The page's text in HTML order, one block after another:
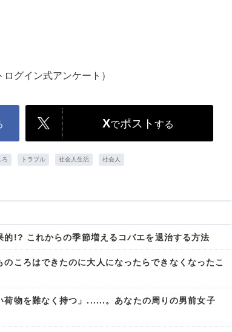
グイン式アンケート）
Xでポスト する
ろ トラブル 社会人生活 社会人
的!? これからの季節増えるコバエを退治する方法
のころはできたのに大人になったらできなくなったこ
荷物を難なく持つ」......。あなたの周りの男前女子